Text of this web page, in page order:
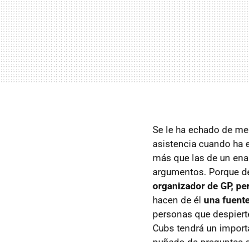
Se le ha echado de
asistencia cuando ha
más que las de un
argumentos. Porque
organizador de GP,
hacen de él una
personas que
Cubs tendrá un